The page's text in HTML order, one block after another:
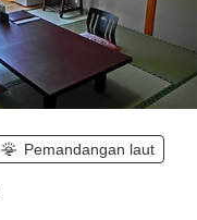
Pemandangan laut